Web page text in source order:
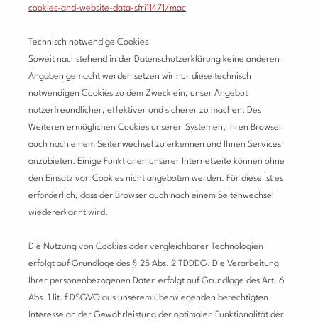
cookies-and-website-data-sfri11471/mac
Technisch notwendige Cookies
Soweit nachstehend in der Datenschutzerklärung keine anderen
Angaben gemacht werden setzen wir nur diese technisch
notwendigen Cookies zu dem Zweck ein, unser Angebot
nutzerfreundlicher, effektiver und sicherer zu machen. Des
Weiteren ermöglichen Cookies unseren Systemen, Ihren Browser
auch nach einem Seitenwechsel zu erkennen und Ihnen Services
anzubieten. Einige Funktionen unserer Internetseite können ohne
den Einsatz von Cookies nicht angeboten werden. Für diese ist es
erforderlich, dass der Browser auch nach einem Seitenwechsel
wiedererkannt wird.
Die Nutzung von Cookies oder vergleichbarer Technologien
erfolgt auf Grundlage des § 25 Abs. 2 TDDDG. Die Verarbeitung
Ihrer personenbezogenen Daten erfolgt auf Grundlage des Art. 6
Abs. 1 lit. f DSGVO aus unserem überwiegenden berechtigten
Interesse an der Gewährleistung der optimalen Funktionalität der